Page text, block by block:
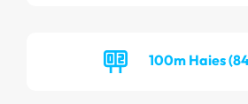
100m Haies